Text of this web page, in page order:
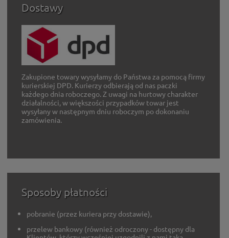
Dostawy
Zakupione towary wysyłamy do Państwa za pomocą firmy
kurierskiej DPD. Kurierzy odbierają od nas paczki
każdego dnia roboczego. Z uwagi na hurtowy charakter
działalności, w większości przypadków towar jest
wysyłany w następnym dniu roboczym po dokonaniu
zamówienia.
Sposoby płatności
pobranie (przez kuriera przy dostawie),
przelew bankowy (również odroczony - dostępny dla